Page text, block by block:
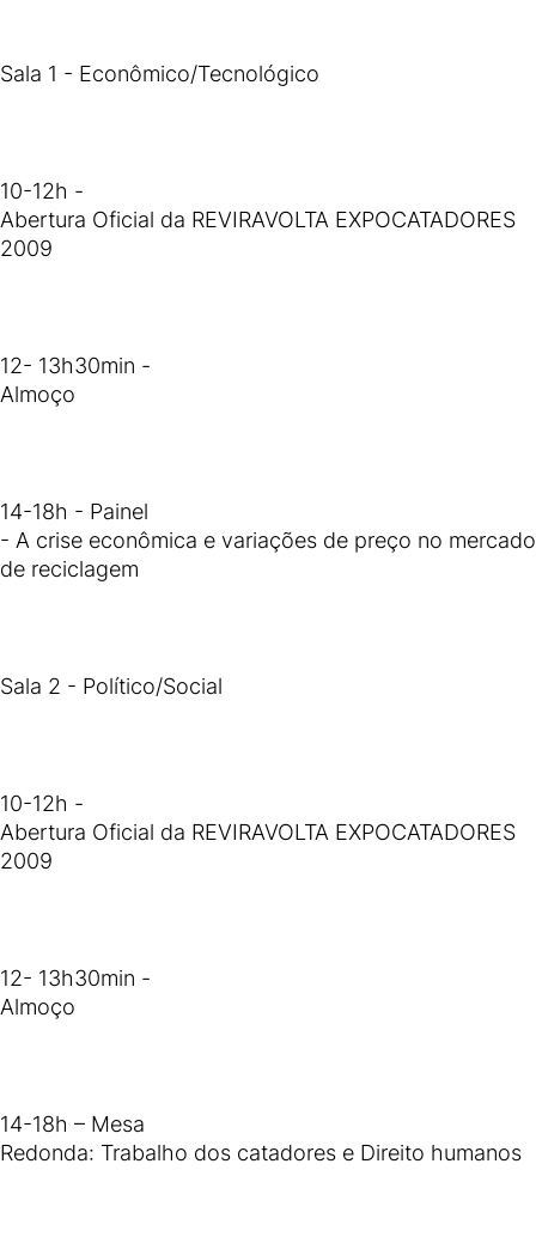
Sala 1 - Econômico/Tecnológico
10-12h -
Abertura Oficial da REVIRAVOLTA EXPOCATADORES
2009
12- 13h30min -
Almoço
14-18h - Painel
- A crise econômica e variações de preço no mercado
de reciclagem
Sala 2 - Político/Social
10-12h -
Abertura Oficial da REVIRAVOLTA EXPOCATADORES
2009
12- 13h30min -
Almoço
14-18h – Mesa
Redonda: Trabalho dos catadores e Direito humanos